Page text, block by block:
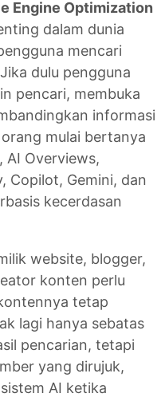
Engine Optimization
dalam dunia
mencari
dulu pengguna
pencari, membuka
informasi
mulai bertanya
AI Overviews,
Copilot, Gemini, dan
kecerdasan
website, blogger,
konten perlu
tetap
lagi hanya sebatas
pencarian, tetapi
yang dirujuk,
AI ketika